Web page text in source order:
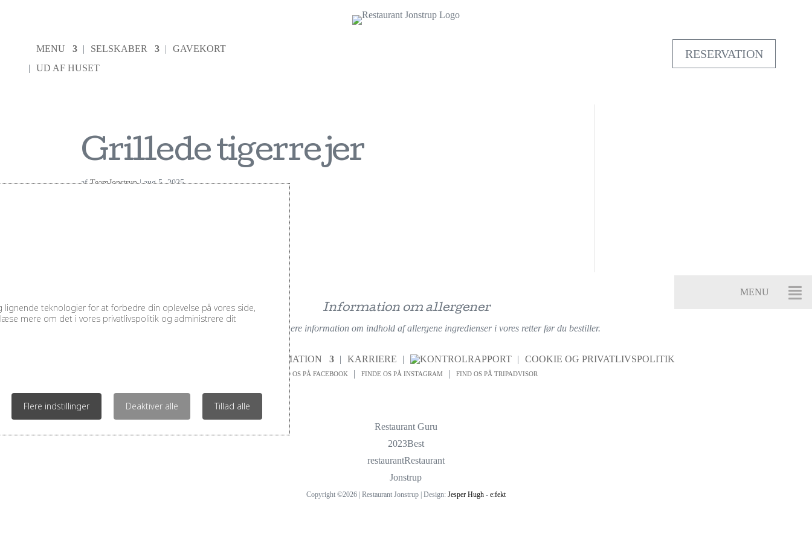
MENU SELSKABER
GAVEKORT
UD AF HUSET
RESERVATION
Grillede tigerrejer
afTeamJonstrup|aug 5, 2025
Information om allergener
Kontakt os for nærmere information om indhold af allergene ingredienser i vores retter før du bestiller.
INFORMATION KARRIERE COOKIE OG PRIVATLIVSPOLITIK
FIND OS PÅ FACEBOOK FINDE OS PÅ INSTAGRAM FIND OS PÅ TRIPADVISOR
Restaurant Guru
2023Best
restaurantRestaurant
Jonstrup
Copyright ©2026 | Restaurant Jonstrup | Design: Jesper Hugh - e:fekt
teknologier for at forbedre din oplevelse på vores side,
mere om det i vores privatlivspolitik og administrere dit
Flere indstillinger Deaktiver alle Tillad alle